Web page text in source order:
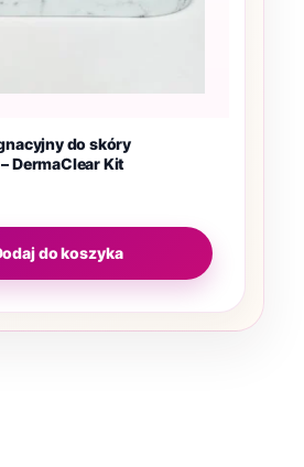
do skóry
DermaClear Kit
do koszyka